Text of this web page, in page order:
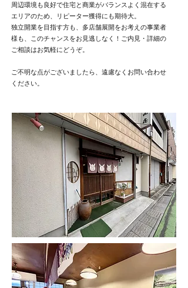
周辺環境も良好で住宅と商業がバランスよく混在する
エリアのため、リピーター獲得にも期待大。
独立開業を目指す方も、多店舗展開をお考えの事業者
様も、このチャンスをお見逃しなく！ご内見・詳細の
ご相談はお気軽にどうぞ。
ご不明な点がございましたら、遠慮なくお問い合わせ
ください。